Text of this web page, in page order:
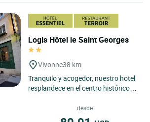
Logis Hôtel le Saint Georges
Vivonne38 km
Tranquilo y acogedor, nuestro hotel
resplandece en el centro histórico
desde